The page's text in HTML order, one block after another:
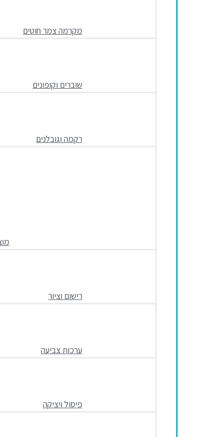
מקרמה צמר חוטים
שוברים וקופונים
רקמה וגובלנים
רישום וציור
ערכות צביעה
פיסול ויציקה